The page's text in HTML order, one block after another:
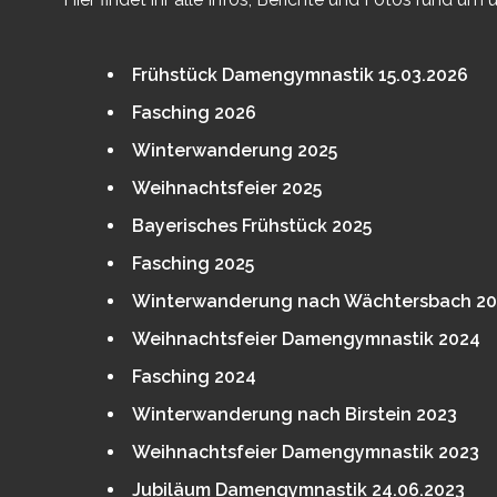
Frühstück Damengymnastik 15.03.2026
Fasching 2026
Winterwanderung 2025
Weihnachtsfeier 2025
Bayerisches Frühstück 2025
Fasching 2025
Winterwanderung nach Wächtersbach
Weihnachtsfeier Damengymnastik 2024
Fasching 2024
Winterwanderung nach Birstein 2023
Weihnachtsfeier Damengymnastik 2023
Jubiläum Damengymnastik 24.06.2023